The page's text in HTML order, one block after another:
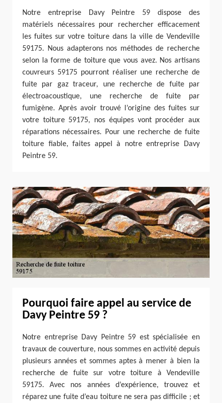
Notre entreprise Davy Peintre 59 dispose des
matériels nécessaires pour rechercher efficacement
les fuites sur votre toiture dans la ville de Vendeville
59175. Nous adapterons nos méthodes de recherche
selon la forme de toiture que vous avez. Nos artisans
couvreurs 59175 pourront réaliser une recherche de
fuite par gaz traceur, une recherche de fuite par
électroacoustique, une recherche de fuite par
fumigène. Après avoir trouvé l’origine des fuites sur
votre toiture 59175, nos équipes vont procéder aux
réparations nécessaires. Pour une recherche de fuite
toiture fiable, faites appel à notre entreprise Davy
Peintre 59.
Pourquoi faire appel au service de
Davy Peintre 59 ?
Notre entreprise Davy Peintre 59 est spécialisée en
travaux de couverture, nous sommes en activité depuis
plusieurs années et sommes aptes à mener à bien la
recherche de fuite sur votre toiture à Vendeville
59175. Avec nos années d’expérience, trouvez et
réparez une fuite d’eau toiture ne sera pas difficile ; et